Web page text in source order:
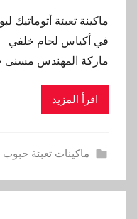
ماكينة تعبئة أتوماتيك
ماركة المهندس
اقرأ المزيد
ماكينات تعبئة حبوب